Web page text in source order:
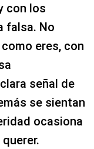
con los
falsa. No
eres, con
señal de
se sientan
ocasiona